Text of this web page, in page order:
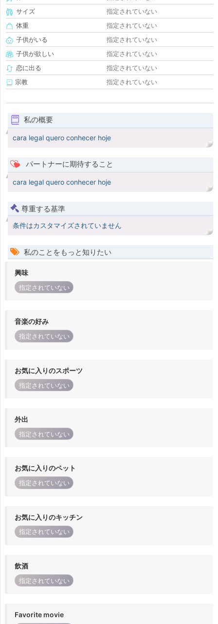
サイズ
指定されていない
体重
指定されていない
子供がいる
指定されていない
子供が欲しい
指定されていない
恋に出る
指定されていない
宗教
指定されていない
私の概要
cara legal quero conhecer hoje
パートナーに期待すること
cara legal quero conhecer hoje
尊重する基準
条件はカスタマイズされていません
私のことをもっと知りたい
興味
指定されていない
音楽の好み
指定されていない
お気に入りのスポーツ
指定されていない
外出
指定されていない
お気に入りのペット
指定されていない
お気に入りのキッチン
指定されていない
飲酒
指定されていない
Favorite movie